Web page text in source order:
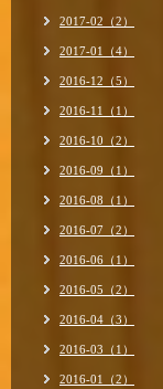
2017-02（2）
2017-01（4）
2016-12（5）
2016-11（1）
2016-10（2）
2016-09（1）
2016-08（1）
2016-07（2）
2016-06（1）
2016-05（2）
2016-04（3）
2016-03（1）
2016-01（2）